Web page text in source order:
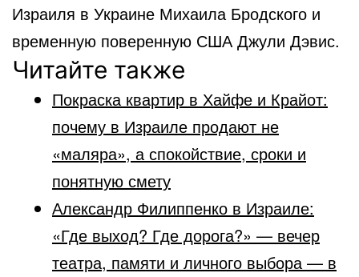
Израиля в Украине Михаила Бродского и
временную поверенную США Джули Дэвис.
Читайте также
Покраска квартир в Хайфе и Крайот:
почему в Израиле продают не
«маляра», а спокойствие, сроки и
понятную смету
Александр Филиппенко в Израиле:
«Где выход? Где дорога?» — вечер
театра, памяти и личного выбора — в